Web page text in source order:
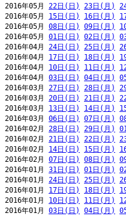
2016年05月 22日(日) 23日(月)
2016年05月 15日(日) 16日(月)
2016年05月 08日(日) 09日(月)
2016年05月 01日(日) 02日(月)
2016年04月 24日(日) 25日(月)
2016年04月 17日(日) 18日(月)
2016年04月 10日(日) 11日(月)
2016年04月 03日(日) 04日(月)
2016年03月 27日(日) 28日(月)
2016年03月 20日(日) 21日(月)
2016年03月 13日(日) 14日(月)
2016年03月 06日(日) 07日(月)
2016年02月 28日(日) 29日(月)
2016年02月 21日(日) 22日(月)
2016年02月 14日(日) 15日(月)
2016年02月 07日(日) 08日(月)
2016年01月 31日(日) 01日(月)
2016年01月 24日(日) 25日(月)
2016年01月 17日(日) 18日(月)
2016年01月 10日(日) 11日(月)
2016年01月 03日(日) 04日(月)